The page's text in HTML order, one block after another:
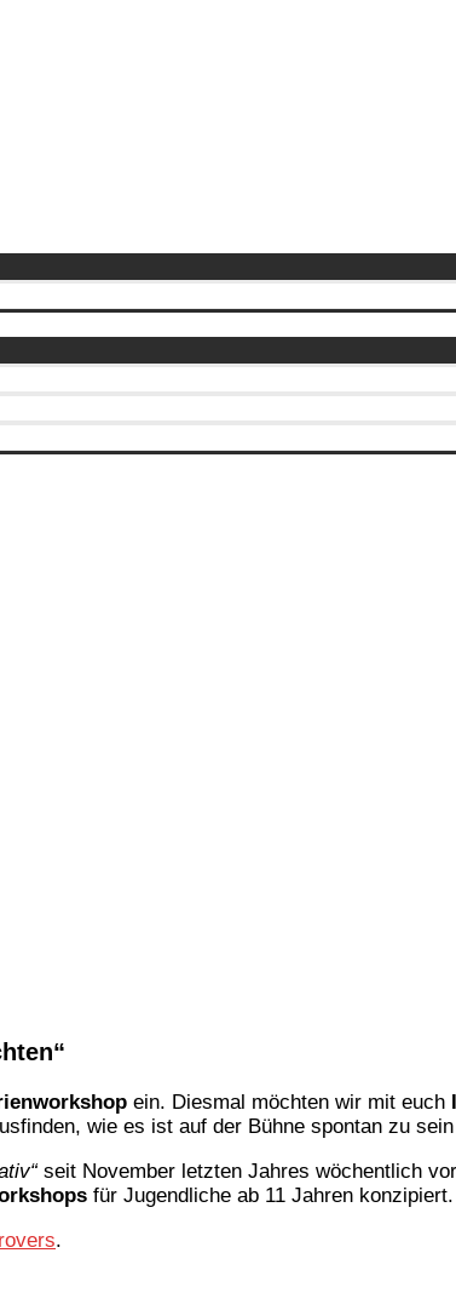
ein. Diesmal möchten wir mit euch
wie es ist auf der Bühne spontan zu
seit November letzten Jahres wöchentlich
für Jugendliche ab 11 Jahren konzipiert.
.